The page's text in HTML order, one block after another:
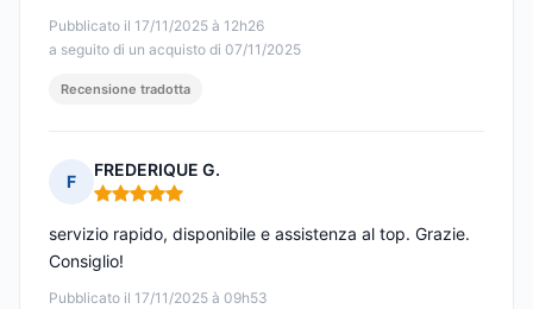
Pubblicato il 17/11/2025 à 12h26
a seguito di un acquisto di 07/11/2025
Recensione tradotta
F
FREDERIQUE G.
Nota: 5 su 5
Pubblicato il 17/11/2025 à 09h53
servizio rapido, disponibile e assistenza al top. Grazie.
Consiglio!